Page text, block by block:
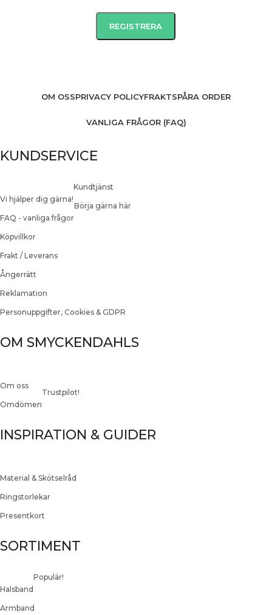
OM OSSPRIVACY POLICYFRAKTSPÅRA ORDER
VANLIGA FRÅGOR (FAQ)
KUNDSERVICE
Vi hjälper dig gärna!
Kundtjänst
FAQ - vanliga frågor
Börja gärna här
Köpvillkor
Frakt / Leverans
Ångerrätt
Reklamation
Personuppgifter, Cookies & GDPR
OM SMYCKENDAHLS
Om oss
Omdömen
Trustpilot!
INSPIRATION & GUIDER
Material & Skötselråd
Ringstorlekar
Presentkort
SORTIMENT
Halsband
Populär!
Armband